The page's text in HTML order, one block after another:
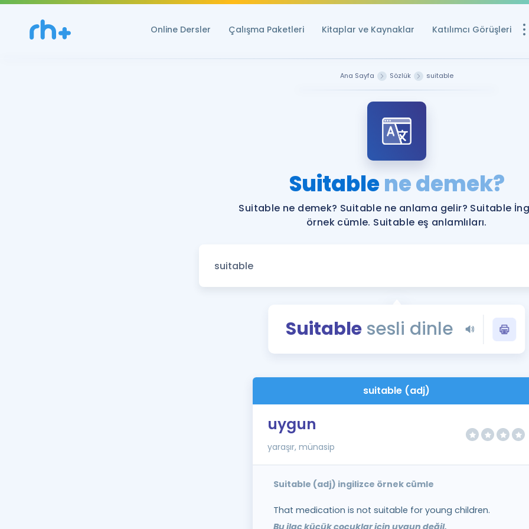
Online Dersler Çalışma Paketleri Kitaplar ve Kaynaklar Katılımcı Görüşleri
YDS ve YÖKDİL
Rehberlik Aracı
YDS ve YÖKDİL'e
Tüm ÖSYM
YDS - YÖKDİL
İngilizce Gramer
Ana Sayfa Sözlük suitable
Suitablene demek?
Suitable ne demek? Suitable ne anlama gelir? Suitable
örnek cümle. Suitable eş anlamlıları.
Suitable sesli dinle
suitable (adj)
uygun
yaraşır, münasip
Suitable (adj) ingilizce örnek cümle
That medication is not suitable for young children.
Bu ilaç küçük çocuklar için uygun değil.